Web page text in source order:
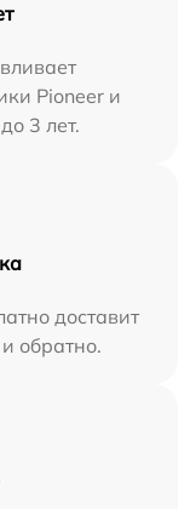
Pioneer и
3 лет.
доставит
обратно.